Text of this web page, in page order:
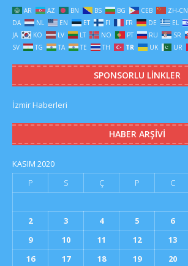
AR AZ BN BS BG CEB ZH-CN
DA
NL EN ET FI FR DE EL
JA
KO LV LT NO PT RU SR
SV
TG TA TE TH TR UK UR
SPONSORLU LINKLER
İzmir Haberleri
HABER ARŞIVI
KASIM 2020
P
S Ç P C
2
3 4 5 6
9
10 11 12 13
16
17 18 19 20